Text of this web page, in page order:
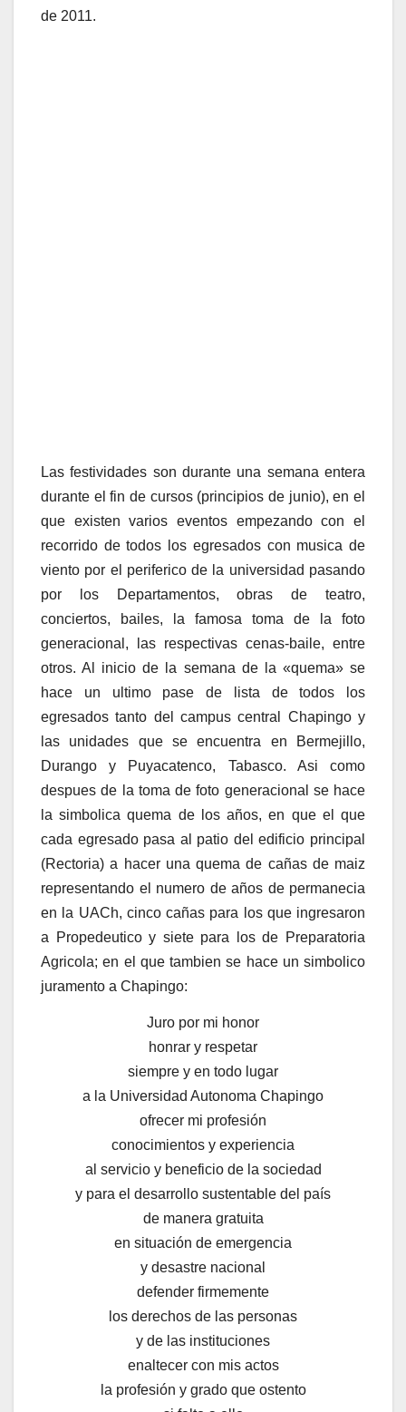
de 2011.
Las festividades son durante una semana entera
durante el fin de cursos (principios de junio), en el
que existen varios eventos empezando con el
recorrido de todos los egresados con musica de
viento por el periferico de la universidad pasando
por los Departamentos, obras de teatro,
conciertos, bailes, la famosa toma de la foto
generacional, las respectivas cenas-baile, entre
otros. Al inicio de la semana de la «quema» se
hace un ultimo pase de lista de todos los
egresados tanto del campus central Chapingo y
las unidades que se encuentra en Bermejillo,
Durango y Puyacatenco, Tabasco. Asi como
despues de la toma de foto generacional se hace
la simbolica quema de los años, en que el que
cada egresado pasa al patio del edificio principal
(Rectoria) a hacer una quema de cañas de maiz
representando el numero de años de permanecia
en la UACh, cinco cañas para los que ingresaron
a Propedeutico y siete para los de Preparatoria
Agricola; en el que tambien se hace un simbolico
juramento a Chapingo:
Juro por mi honor
honrar y respetar
siempre y en todo lugar
a la Universidad Autonoma Chapingo
ofrecer mi profesión
conocimientos y experiencia
al servicio y beneficio de la sociedad
y para el desarrollo sustentable del país
de manera gratuita
en situación de emergencia
y desastre nacional
defender firmemente
los derechos de las personas
y de las instituciones
enaltecer con mis actos
la profesión y grado que ostento